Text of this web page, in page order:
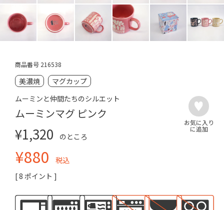
商品番号 216538
美濃焼
マグカップ
ムーミンと仲間たちのシルエット
ムーミンマグ ピンク
¥1,320 のところ
¥880
税込
[8 ポイント ]